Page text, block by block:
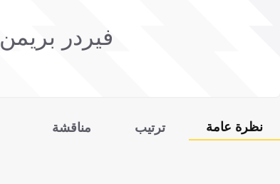
فيردر بريمن
نظرة عامة ترتيب مناقشة